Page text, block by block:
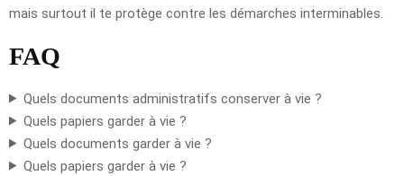
mais surtout il te protège contre les démarches interminables.
FAQ
Quels documents administratifs conserver à vie ?
Quels papiers garder à vie ?
Quels documents garder à vie ?
Quels papiers garder à vie ?